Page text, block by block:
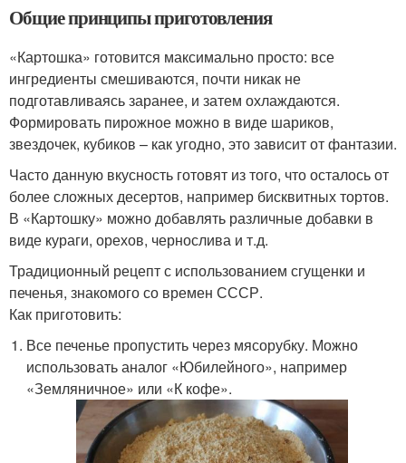
Общие принципы приготовления
«Картошка» готовится максимально просто: все
ингредиенты смешиваются, почти никак не
подготавливаясь заранее, и затем охлаждаются.
Формировать пирожное можно в виде шариков,
звездочек, кубиков – как угодно, это зависит от фантазии.
Часто данную вкусность готовят из того, что осталось от
более сложных десертов, например бисквитных тортов.
В «Картошку» можно добавлять различные добавки в
виде кураги, орехов, чернослива и т.д.
Традиционный рецепт с использованием сгущенки и
печенья, знакомого со времен СССР.
Как приготовить:
Все печенье пропустить через мясорубку. Можно
использовать аналог «Юбилейного», например
«Земляничное» или «К кофе».